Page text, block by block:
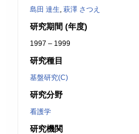
島田 達生, 萩澤 さつえ
研究期間 (年度)
1997 – 1999
研究種目
基盤研究(C)
研究分野
看護学
研究機関